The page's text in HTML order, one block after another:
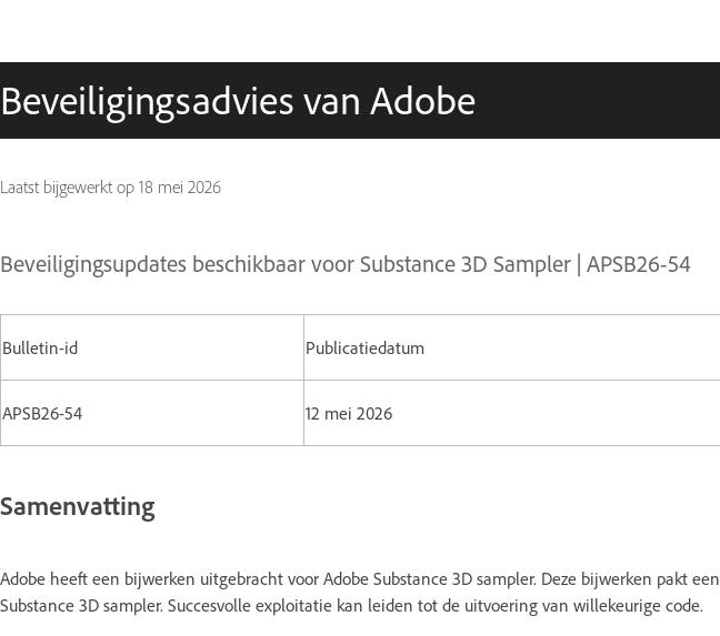
Beveiligingsadvies van Adobe
Laatst bijgewerkt op 18 mei 2026
Beveiligingsupdates beschikbaar voor Substance 3D Sampler | APSB26-54
Bulletin-id Publicatiedatum
APSB26-54 12 mei 2026
Samenvatting
Adobe heeft een bijwerken uitgebracht voor Adobe Substance 3D sampler. Deze bijwerken pakt een
Substance 3D sampler. Succesvolle exploitatie kan leiden tot de uitvoering van willekeurige code.